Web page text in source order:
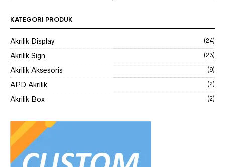
KATEGORI PRODUK
Akrilik Display (24)
Akrilik Sign (23)
Akrilik Aksesoris (9)
APD Akrilik (2)
Akrilik Box (2)